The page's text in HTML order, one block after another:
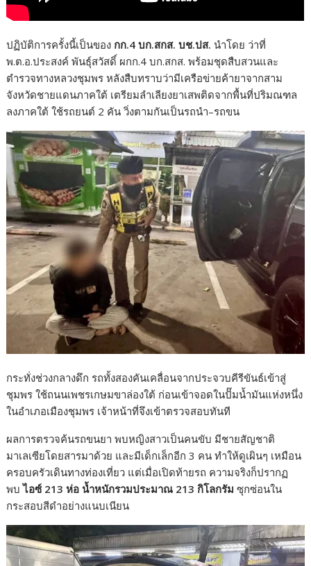
ปฏิบัติการครั้งนี้เป็นของ กก.4 บก.สกส. บช.ปส. นำโดย ว่าที่
พ.ต.อ.ประสงค์ พันธุ์สวัสดิ์ ผกก.4 บก.สกส. พร้อมชุดสืบสวนและ
ตำรวจทางหลวงชุมพร หลังสืบทราบว่ามีเครือข่ายค้ายาจากสาม
จังหวัดชายแดนภาคใต้ เตรียมลำเลียงยาเสพติดจากพื้นที่ปริมณฑล
ลงภาคใต้ ใช้รถยนต์ 2 คัน วิ่งตามกันเป็นรถนำ–รถขน
กระทั่งช่วงกลางดึก รถทั้งสองคันเคลื่อนจากประจวบคีรีขันธ์เข้าสู่
ชุมพร ใช้ถนนเพชรเกษมขาล่องใต้ ก่อนเข้าจอดในปั๊มน้ำมันแห่งหนึ่ง
ในอำเภอเมืองชุมพร เจ้าหน้าที่จึงเข้าตรวจสอบทันที
ผลการตรวจค้นรถขนยา พบหญิงสาวเป็นคนขับ มีชายสัญชาติ
มาเลเซียโดยสารมาด้วย และมีเด็กเล็กอีก 3 คน ทำให้ดูเผินๆ เหมือน
ครอบครัวเดินทางท่องเที่ยว แต่เมื่อเปิดท้ายรถ ความจริงก็ปรากฏ
พบไอซ์ 213 ห่อ น้ำหนักรวมประมาณ 213 กิโลกรัม ซุกซ่อนใน
กระสอบสีดำอย่างแนบเนียน